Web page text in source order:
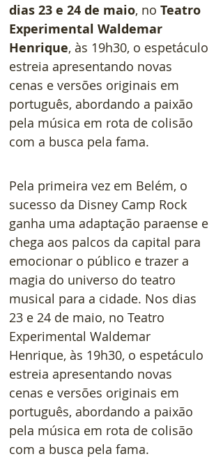
dias 23 e 24 de maio, no Teatro
Experimental Waldemar
Henrique, às 19h30, o espetáculo
estreia apresentando novas
cenas e versões originais em
português, abordando a paixão
pela música em rota de colisão
com a busca pela fama.
Pela primeira vez em Belém, o
sucesso da Disney Camp Rock
ganha uma adaptação paraense e
chega aos palcos da capital para
emocionar o público e trazer a
magia do universo do teatro
musical para a cidade. Nos dias
23 e 24 de maio, no Teatro
Experimental Waldemar
Henrique, às 19h30, o espetáculo
estreia apresentando novas
cenas e versões originais em
português, abordando a paixão
pela música em rota de colisão
com a busca pela fama.